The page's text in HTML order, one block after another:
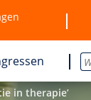
in therapie’